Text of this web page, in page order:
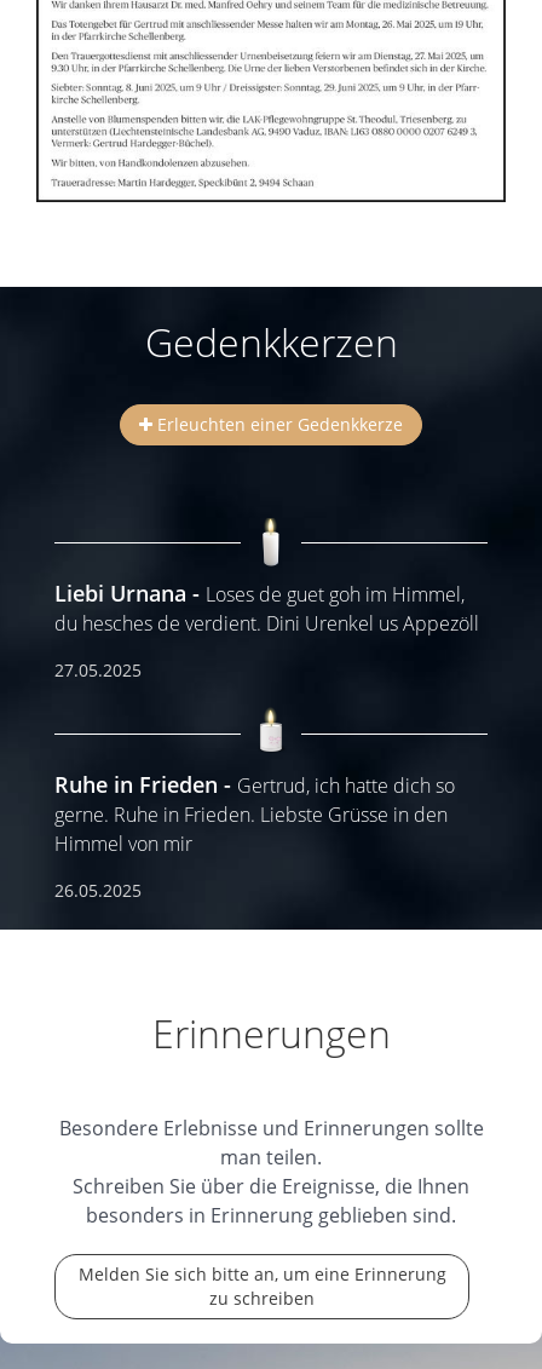
Gedenkkerzen
Erleuchten einer Gedenkkerze
Liebi Urnana
Loses de guet goh im Himmel,
du hesches de verdient. Dini Urenkel us Appezöll
27.05.2025
Ruhe in Frieden
Gertrud, ich hatte dich so
gerne. Ruhe in Frieden. Liebste Grüsse in den
Himmel von mir
26.05.2025
Erinnerungen
Besondere Erlebnisse und Erinnerungen sollte
man teilen.
Schreiben Sie über die Ereignisse, die Ihnen
besonders in Erinnerung geblieben sind.
Melden Sie sich bitte an, um eine Erinnerung
zu schreiben